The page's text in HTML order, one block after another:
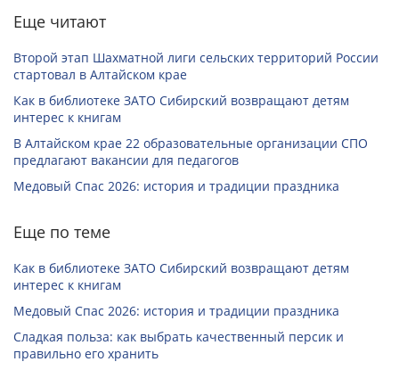
Еще читают
Второй этап Шахматной лиги сельских территорий России
стартовал в Алтайском крае
Как в библиотеке ЗАТО Сибирский возвращают детям
интерес к книгам
В Алтайском крае 22 образовательные организации СПО
предлагают вакансии для педагогов
Медовый Спас 2026: история и традиции праздника
Еще по теме
Как в библиотеке ЗАТО Сибирский возвращают детям
интерес к книгам
Медовый Спас 2026: история и традиции праздника
Сладкая польза: как выбрать качественный персик и
правильно его хранить